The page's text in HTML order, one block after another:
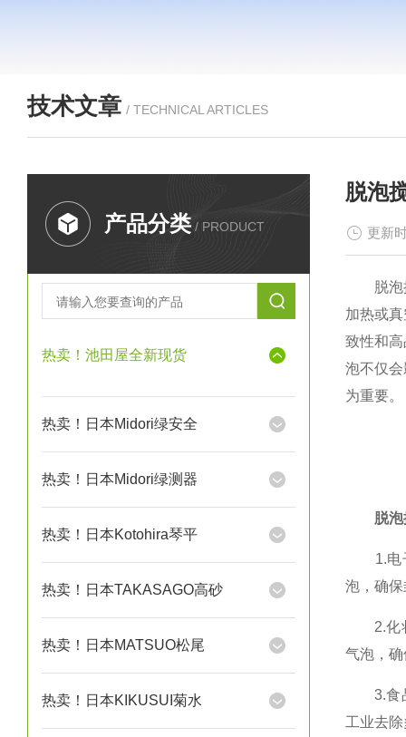
技术文章 / TECHNICAL ARTICLES
产品分类 / PRODUCT
热卖！池田屋全新现货
热卖！日本Midori绿安全
热卖！日本Midori绿测器
热卖！日本Kotohira琴平
热卖！日本TAKASAGO高砂
热卖！日本MATSUO松尾
热卖！日本KIKUSUI菊水
脱泡
更新
脱泡搅
加热或
致性和
泡不仅
为重要。
脱
1.电子
泡，确
2.化妆
气泡，
3.食品
工业去